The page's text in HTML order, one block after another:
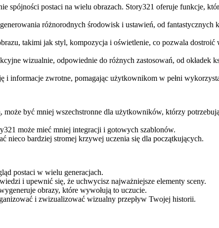
spójności postaci na wielu obrazach. Story321 oferuje funkcje,
różnorodnych środowisk i ustawień, od fantastycznych
takimi jak styl, kompozycja i oświetlenie, co pozwala
wizualnie, odpowiednie do różnych zastosowań, od okładek
i informacje zwrotne, pomagając użytkownikom w pełni
być mniej wszechstronne dla użytkowników, którzy
może mieć mniej integracji i gotowych szablonów.
nieco bardziej stromej krzywej uczenia się dla początkujących.
postaci w wielu generacjach.
i upewnić się, że uchwycisz najważniejsze elementy sceny.
obrazy, które wywołują to uczucie.
i zwizualizować wizualny przepływ Twojej historii.